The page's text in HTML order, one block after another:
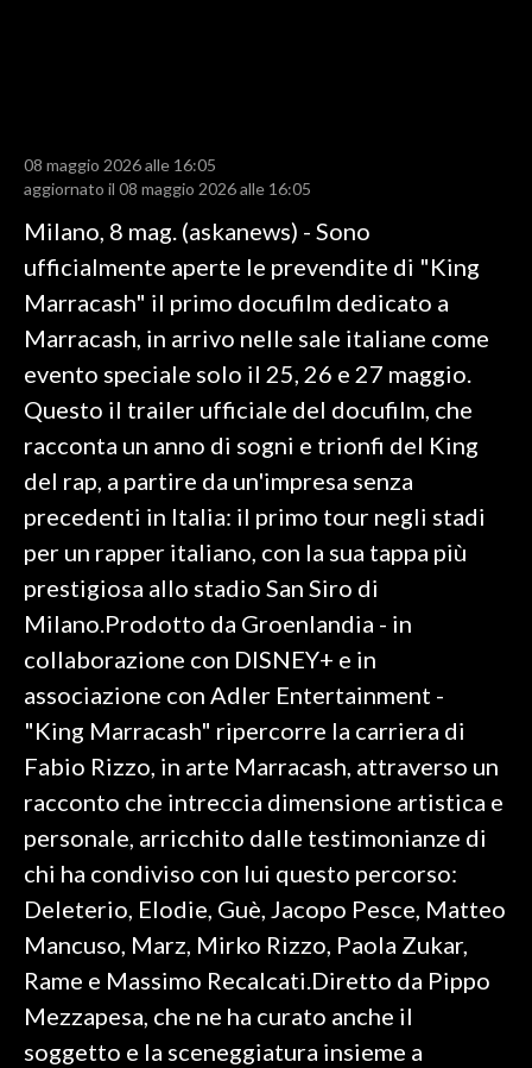
SPORT
RISULTATI E CLASSIFICHE
CALCIO
CALCIO REGIONALE
BASKET
MOTORI
ALTRI SPORT
CULTURA
SPETTACOLI
SALUTE
SARDEGNA TURISMO
SARDI NEL MONDO
NOTIZIE
EVENTI
#CARAUNIONE
INSULARITÀ
08 maggio 2026 alle 16:05
aggiornato il 08 maggio 2026 alle 16:05
Milano, 8 mag. (askanews) - Sono
ufficialmente aperte le prevendite di "King
Marracash" il primo docufilm dedicato a
Marracash, in arrivo nelle sale italiane come
evento speciale solo il 25, 26 e 27 maggio.
Questo il trailer ufficiale del docufilm, che
racconta un anno di sogni e trionfi del King
del rap, a partire da un'impresa senza
precedenti in Italia: il primo tour negli stadi
per un rapper italiano, con la sua tappa più
prestigiosa allo stadio San Siro di
Milano.Prodotto da Groenlandia - in
collaborazione con DISNEY+ e in
associazione con Adler Entertainment -
"King Marracash" ripercorre la carriera di
Fabio Rizzo, in arte Marracash, attraverso un
racconto che intreccia dimensione artistica e
personale, arricchito dalle testimonianze di
chi ha condiviso con lui questo percorso:
Deleterio, Elodie, Guè, Jacopo Pesce, Matteo
Mancuso, Marz, Mirko Rizzo, Paola Zukar,
Rame e Massimo Recalcati.Diretto da Pippo
Mezzapesa, che ne ha curato anche il
soggetto e la sceneggiatura insieme a